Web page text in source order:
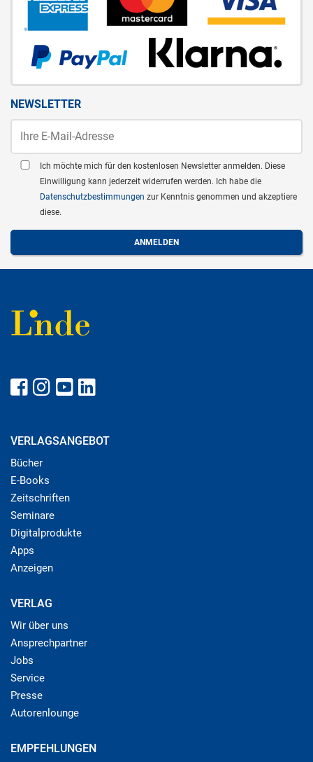
NEWSLETTER
Ich möchte mich für den kostenlosen Newsletter anmelden. Diese
Einwilligung kann jederzeit widerrufen werden. Ich habe die
Datenschutzbestimmungen zur Kenntnis genommen und akzeptiere
diese.
VERLAGSANGEBOT
Bücher
E-Books
Zeitschriften
Seminare
Digitalprodukte
Apps
Anzeigen
VERLAG
Wir über uns
Ansprechpartner
Jobs
Service
Presse
Autorenlounge
EMPFEHLUNGEN